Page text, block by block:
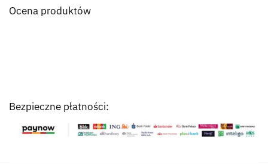
Ocena produktów
Bezpieczne płatności: